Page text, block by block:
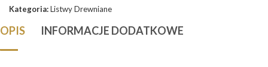
Kategoria:Listwy Drewniane
OPIS INFORMACJE DODATKOWE